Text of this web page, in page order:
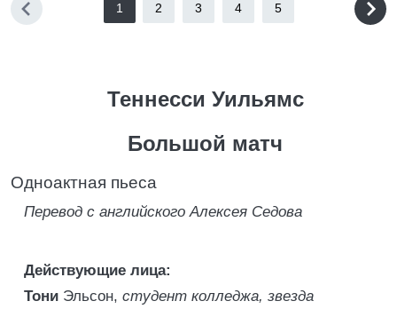
1 2 3 4 5
Теннесси Уильямс
Большой матч
Одноактная пьеса
Перевод с английского Алексея Седова
Действующие лица:
Тони Эльсон, студент колледжа, звезда